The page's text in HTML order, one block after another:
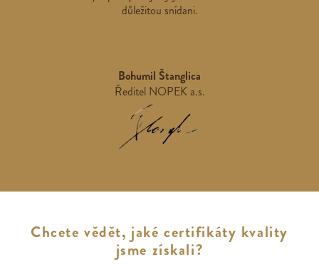
důležitou snídani.
Bohumil Štanglica
Ředitel NOPEK a.s.
Chcete vědět, jaké certifikáty kvality
jsme získali?